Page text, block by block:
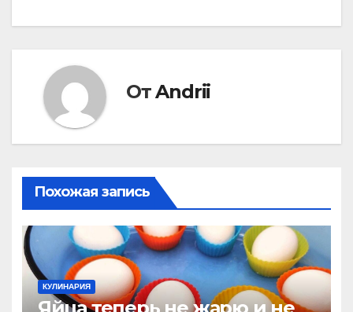
ОтAndrii
Похожая запись
КУЛИНАРИЯ